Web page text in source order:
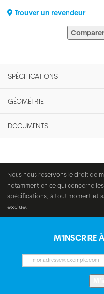
Trouver un revendeur
SPÉCIFICATIONS
GÉOMÉTRIE
DOCUMENTS
Nous nous réservons le droit de
notamment en ce qui concerne
spécifications, à tout moment et
exclue.
M'INSCRIRE